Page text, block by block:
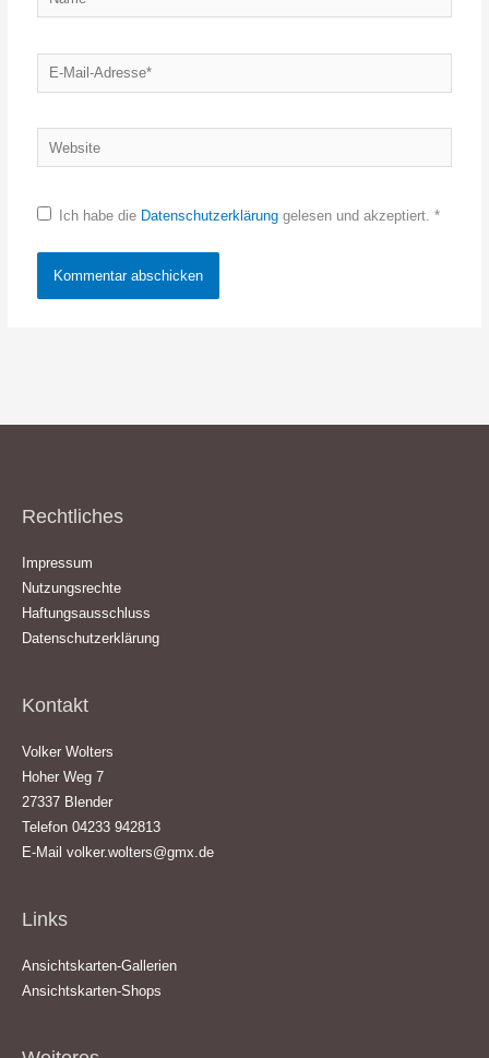
E-
Mail-
Website
Ich habe die Datenschutzerklärunggelesen und akzeptiert. *
Rechtliches
Impressum
Nutzungsrechte
Haftungsausschluss
Datenschutzerklärung
Kontakt
Volker Wolters
Hoher Weg 7
27337 Blender
Telefon 04233 942813
E-Mail volker.wolters@gmx.de
Links
Ansichtskarten-Gallerien
Ansichtskarten-Shops